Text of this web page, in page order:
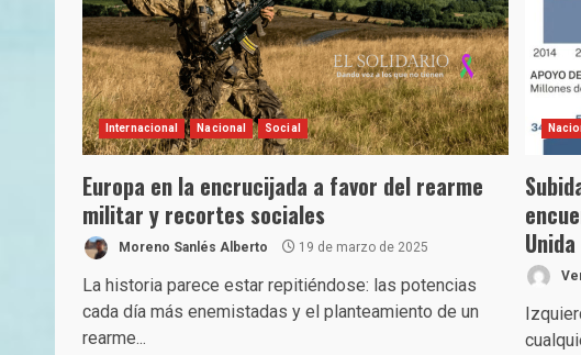
Internacional Nacional Social
Europa en la encrucijada a favor del rearme
militar y recortes sociales
Moreno Sanlés Alberto 19 de marzo de 2025
La historia parece estar repitiéndose: las potencias
cada día más enemistadas y el planteamiento de un
rearme...
Unida